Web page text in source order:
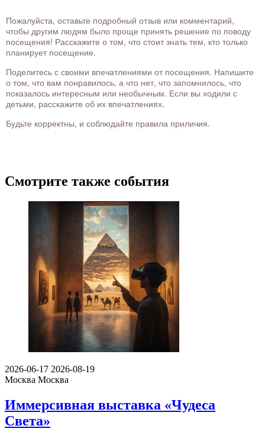
Пожалуйста, оставьте подробный отзыв или комментарий,
чтобы другим людям было проще принять решение по поводу
посещения! Расскажите о том, что стоит знать тем, кто только
планирует посещение.
Поделитесь с своими впечатлениями от посещения. Напишите
о том, что вам понравилось, а что нет, что запомнилось, что
показалось интересным или необычным. Если вы ходили с
детьми, расскажите об их впечатлениях.
Будьте корректны, и соблюдайте правила приличия.
Смотрите также события
2026-06-17 2026-08-19
Москва Москва
Иммерсивная выставка «Чудеса
Света»